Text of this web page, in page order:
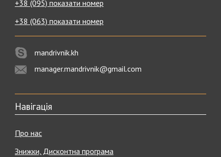
+38 (095) показати номер
+38 (063) показати номер
mandrivnik.kh
manager.mandrivnik@gmail.com
Навігація
Про нас
Знижки, Дисконтна програма